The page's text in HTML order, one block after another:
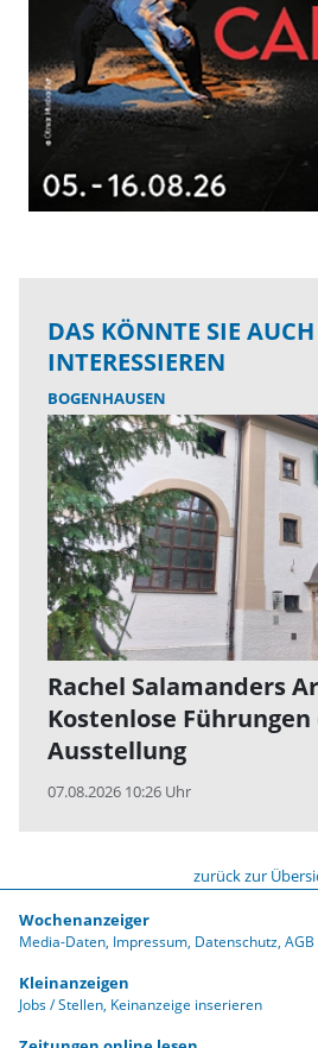
DAS KÖNNTE SIE AUCH
INTERESSIEREN
BOGENHAUSEN
Rachel Salamanders
Kostenlose
Ausstellung
07.08.2026 10:26 Uhr
zurück zur
Wochenanzeiger
Media-Daten Impressum Datenschutz AGB
Kleinanzeigen
Jobs / Stellen Keinanzeige inserieren